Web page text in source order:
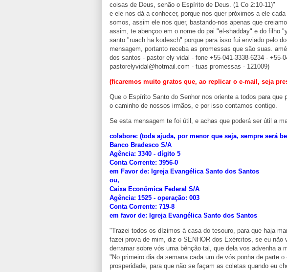
coisas de Deus, senão o Espírito de Deus. (1 Co 2:10-11)"
e ele nos dá a conhecer, porque nos quer próximos a ele
somos, assim ele nos quer, bastando-nos apenas que
assim, te abençoo em o nome do pai "el-shadday" e do filho
santo "ruach ha kodesch" porque para isso fui enviado pelo
mensagem, portanto receba as promessas que são suas.
dos santos - pastor ely vidal - fone +55-041-3338-6234 - +55-
pastorelyvidal@hotmail.com - tuas promessas - 121009)
(ficaremos muito gratos que, ao replicar o e-mail, seja
Que o Espírito Santo do Senhor nos oriente a todos para que
o caminho de nossos irmãos, e por isso contamos contigo.
Se esta mensagem te foi útil, e achas que poderá ser útil a
colabore: (toda ajuda, por menor que seja, sempre será
Banco Bradesco S/A
Agência: 3340 - dígito 5
Conta Corrente: 3956-0
em Favor de: Igreja Evangélica Santo dos Santos
ou,
Caixa Econômica Federal S/A
Agência: 1525 - operação: 003
Conta Corrente: 719-8
em favor de: Igreja Evangélica Santo dos Santos
"Trazei todos os dízimos à casa do tesouro, para que haja
fazei prova de mim, diz o SENHOR dos Exércitos, se eu não
derramar sobre vós uma bênção tal, que dela vos advenha a
"No primeiro dia da semana cada um de vós ponha de parte
prosperidade, para que não se façam as coletas quando eu